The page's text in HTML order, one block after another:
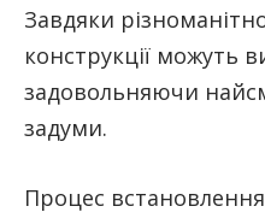
Завдяки
конструкції можуть
задовольняючи
задуми.
Процес